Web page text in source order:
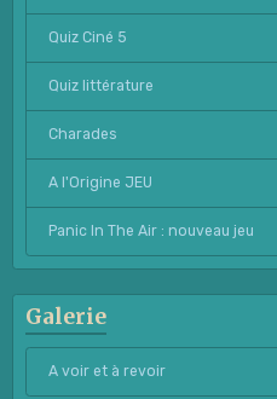
Quiz Ciné 5
Quiz littérature
Charades
A l'Origine JEU
Panic In The Air : nouveau jeu
Galerie
A voir et à revoir